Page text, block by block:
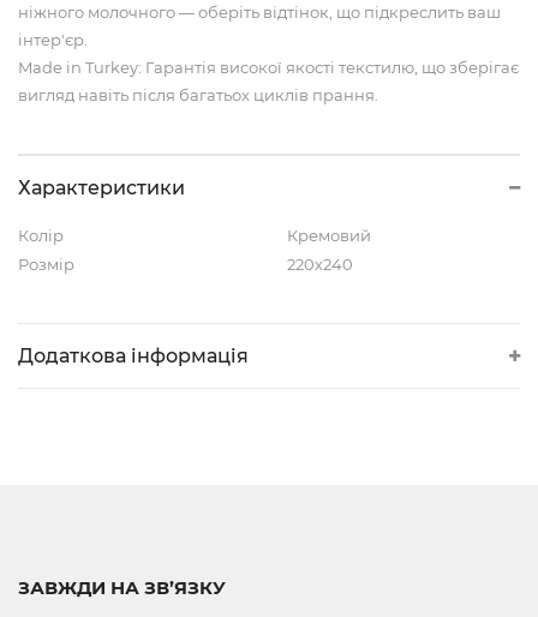
ніжного молочного — оберіть відтінок, що підкреслить ваш
інтер'єр.
Made in Turkey: Гарантія високої якості текстилю, що зберігає
вигляд навіть після багатьох циклів прання.
Характеристики
Колір
Кремовий
Розмір
220х240
Додаткова інформація
ЗАВЖДИ НА ЗВ’ЯЗКУ